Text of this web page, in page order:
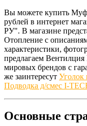
Вы можете купить
рублей в интернет
РУ". В магазине
Отопление с
характеристики,
предлагаем
мировых брендов с
же заинтересут Уголок
Подводка д/смес I-
Основные